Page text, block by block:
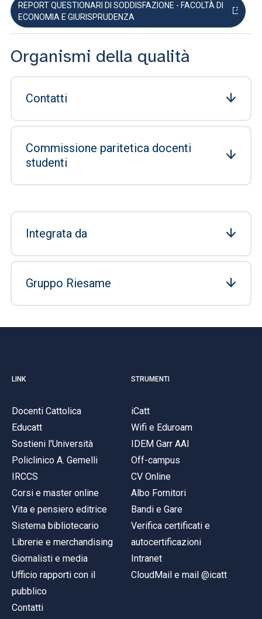
REPORT QUESTIONARI DI SODDISFAZIONE - FACOLTÀ DI
ECONOMIA E GIURISPRUDENZA
Organismi della qualità
Contatti
Commissione paritetica docenti
studenti
Integrata da
Gruppo Riesame
LINK
Docenti Cattolica
Educatt
Sostieni l'Università
Policlinico A. Gemelli
IRCCS
Corsi e master online
Vita e pensiero editrice
Sistema bibliotecario
Librerie e merchandising
Giornalisti e media
Ufficio rapporti con il
pubblico
Contatti
STRUMENTI
iCatt
Wifi e Eduroam
IDEM Garr AAI
Off-campus
CV Online
Albo Fornitori
Bandi e Gare
Verifica certificati e
autocertificazioni
Intranet
CloudMail e mail @icatt